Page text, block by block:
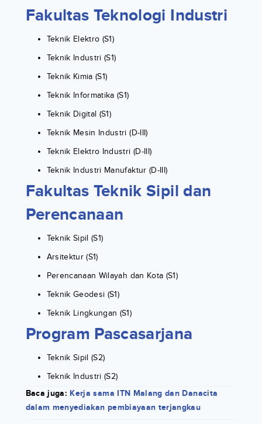
Fakultas Teknologi Industri
Teknik Elektro (S1)
Teknik Industri (S1)
Teknik Kimia (S1)
Teknik Informatika (S1)
Teknik Digital (S1)
Teknik Mesin Industri (D-III)
Teknik Elektro Industri (D-III)
Teknik Industri Manufaktur (D-III)
Fakultas Teknik Sipil dan
Perencanaan
Teknik Sipil (S1)
Arsitektur (S1)
Perencanaan Wilayah dan Kota (S1)
Teknik Geodesi (S1)
Teknik Lingkungan (S1)
Program Pascasarjana
Teknik Sipil (S2)
Teknik Industri (S2)
Baca juga: Kerja sama ITN Malang dan Danacita
dalam menyediakan pembiayaan terjangkau